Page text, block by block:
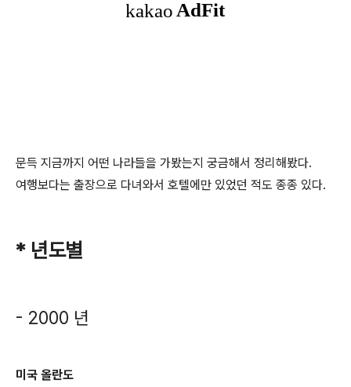
문득 지금까지 어떤 나라들을 가봤는지 궁금해서 정리해봤다.
여행보다는 출장으로 다녀와서 호텔에만 있었던 적도 종종 있다.
* 년도별
- 2000 년
미국 올란도